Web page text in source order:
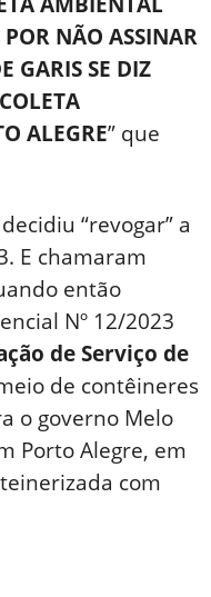
NÃO ASSINAR
GARIS SE DIZ
ALEGRE” que
“revogar” a
E chamaram
então
Nº 12/2023
de Serviço de
de contêineres
o governo Melo
Porto Alegre, em
com